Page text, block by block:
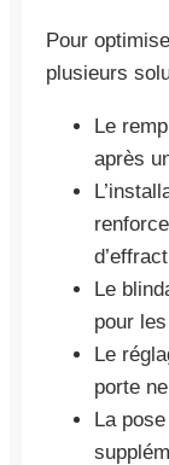
Pour
plusieurs
Le
après
Le
pour
Le
porte
La